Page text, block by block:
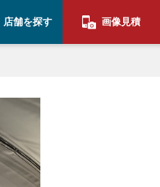
店舗を探す 画像見積